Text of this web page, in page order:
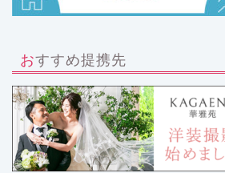
おすすめ提携先